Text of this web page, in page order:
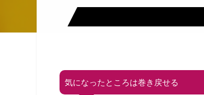
気になったところは巻き戻せる